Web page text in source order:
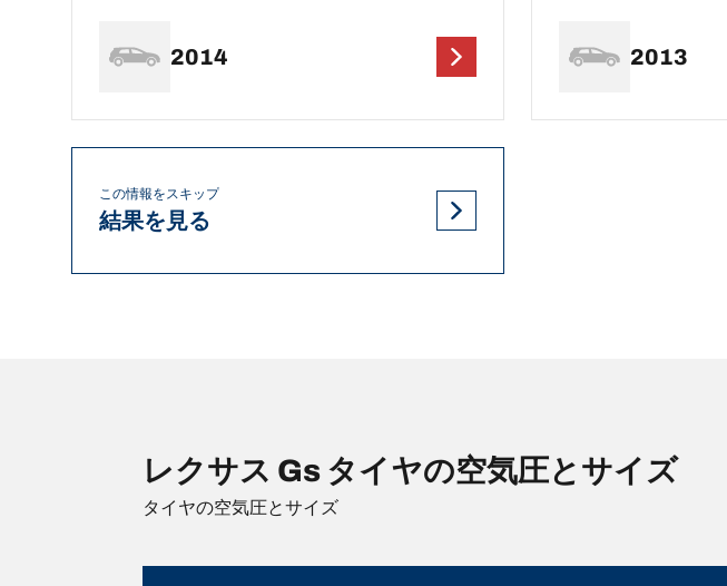
2014 2013
この情報をスキップ
結果を見る
レクサス Gs タイヤの空気圧とサイズ
タイヤの空気圧とサイズ